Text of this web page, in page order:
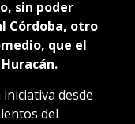
sin poder
Córdoba, otro
que el
desde
del